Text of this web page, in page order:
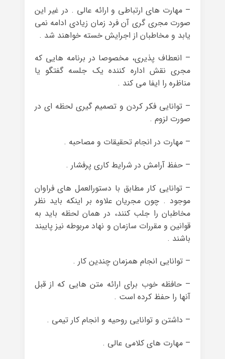
– مهارت های ارتباطی و ارائه عالی . در غیر این
صورت مجری گری آن فرد زمان زیادی ادامه نمی
یابد و مخاطبان از اجرایش خسته خواهند شد .
– انعطاف پذیری، مخصوصا در برنامه هایی که
مجری نقش اداره کننده یک جلسه گفتگو یا
مناظره را ایفا می کند .
– توانایی فکر کردن و تصمیم گیری لحظه ای در
صورت لزوم .
– مهارت در انجام تحقیقات و مصاحبه .
– حفظ آرامش در شرایط کاری پرفشار .
– توانایی کار مطابق با دستورالعمل های فراوان
موجود . چون مجریان علاوه بر اینکه باید نظر
مخاطبان را جلب کنند، در همان لحظه باید به
قوانین و مقررات سازمان و نهاد مربوطه نیز پایبند
باشند .
– توانایی انجام همزمان چندین کار .
– حافظه خوب برای ارائه متن هایی که از قبل
آنها را حفظ کرده است .
– داشتن و توانایی روحیه و انجام کار تیمی .
– مهارت های کلامی عالی .